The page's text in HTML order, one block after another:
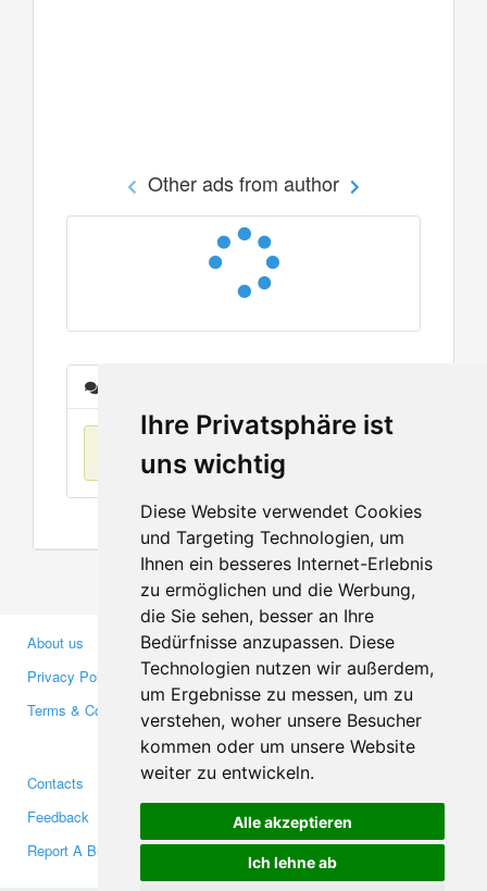
Ihre Privatsphäre ist
uns wichtig
Diese Website verwendet Cookies
und Targeting Technologien, um
Ihnen ein besseres Internet-Erlebnis
zu ermöglichen und die Werbung,
die Sie sehen, besser an Ihre
Bedürfnisse anzupassen. Diese
Technologien nutzen wir außerdem,
um Ergebnisse zu messen, um zu
verstehen, woher unsere Besucher
kommen oder um unsere Website
weiter zu entwickeln.
Alle akzeptieren
Ich lehne ab
Other ads from author
No items found
About us
Privacy Policy
Terms & Conditions
Business Partners
Investors
Media
Contacts
Feedback
Report A Bug
Facebook
Twitter
YouTube
Google+